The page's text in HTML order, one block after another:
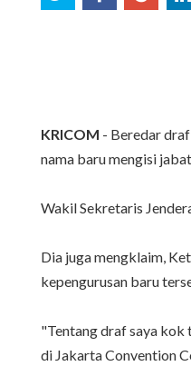
KRICOM - Beredar
nama baru mengisi
Wakil Sekretaris
Dia juga mengklaim,
kepengurusan baru
"Tentang draf saya kok
di Jakarta Convention